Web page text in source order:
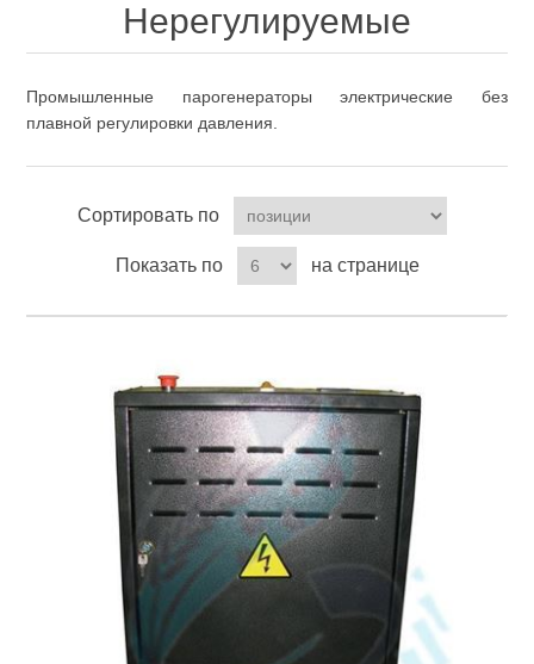
Нерегулируемые
Промышленные парогенераторы электрические без
плавной регулировки давления.
Сортировать по
Показать по на странице